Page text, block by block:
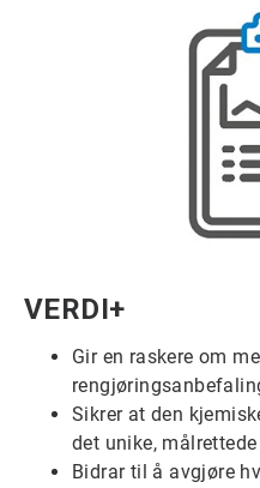
ArticleTile
VERDI+
Gir en raskere om
Sikrer at den
det unike,
Bidrar til å avgjøre